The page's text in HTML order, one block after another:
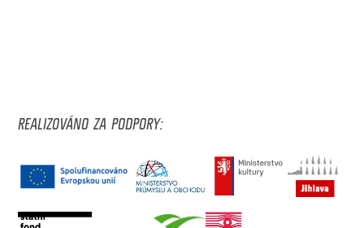
REALIZOVÁNO ZA PODPORY: